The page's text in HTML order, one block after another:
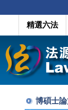
精選六法
博碩士